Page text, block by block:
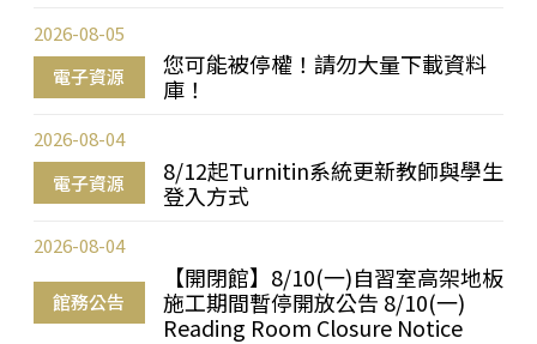
電子資源
您可能被停權！請勿大量下載資料
庫！
2026-08-05
電子資源
8/12起Turnitin系統更新教師與學生
登入方式
2026-08-04
館務公告
【開閉館】8/10(一)自習室高架地板
施工期間暫停開放公告 8/10(一)
Reading Room Closure Notice
2026-08-04